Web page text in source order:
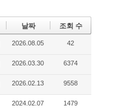
날짜 조회 수
2026.08.05 42
2026.03.30 6374
2026.02.13 9558
2024.02.07 1479